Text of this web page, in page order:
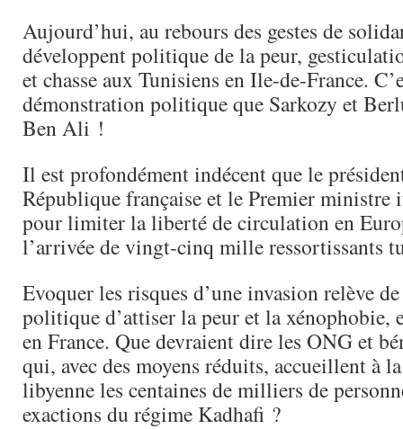
Aujourd’hui, au rebours des gestes de
développent politique de la peur,
et chasse aux Tunisiens en Ile-de-France.
démonstration politique que Sarkozy et
Ben Ali !
Il est profondément indécent que le
République française et le Premier ministre
pour limiter la liberté de circulation en
l’arrivée de vingt-cinq mille ressortissants
Evoquer les risques d’une invasion relève
politique d’attiser la peur et la xénophobie,
en France. Que devraient dire les ONG et
qui, avec des moyens réduits, accueillent à
libyenne les centaines de milliers de
exactions du régime Kadhafi ?